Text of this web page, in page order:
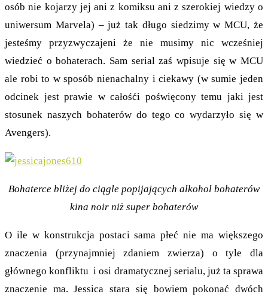
osób nie kojarzy jej ani z komiksu ani z szerokiej wiedzy o
uniwersum Marvela) – już tak długo siedzimy w MCU, że
jesteśmy przyzwyczajeni że nie musimy nic wcześniej
wiedzieć o bohaterach. Sam serial zaś wpisuje się w MCU
ale robi to w sposób nienachalny i ciekawy (w sumie jeden
odcinek jest prawie w całośći poświęcony temu jaki jest
stosunek naszych bohaterów do tego co wydarzyło się w
Avengers).
Bohaterce bliżej do ciągle popijających alkohol bohaterów
kina noir niż super bohaterów
O ile w konstrukcja postaci sama płeć nie ma większego
znaczenia (przynajmniej zdaniem zwierza) o tyle dla
głównego konfliktu i osi dramatycznej serialu, już ta sprawa
znaczenie ma. Jessica stara się bowiem pokonać dwóch